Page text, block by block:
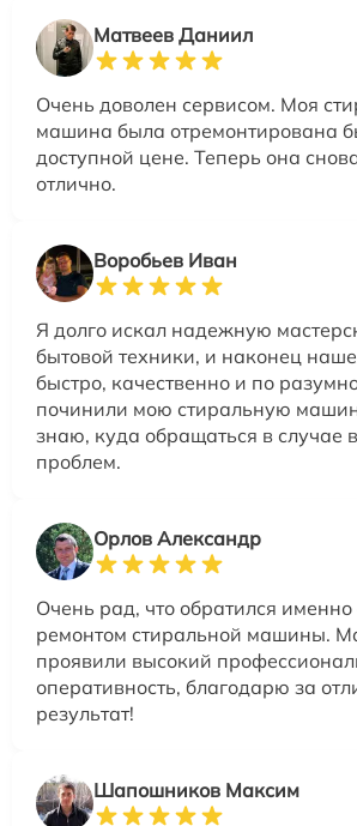
Матвеев Даниил
Очень доволен сервисом. Моя
машина была отремонтирована
доступной цене. Теперь она
отлично.
Воробьев Иван
Я долго искал надежную
бытовой техники, и наконец
быстро, качественно и по
починили мою стиральную
знаю, куда обращаться в случае
проблем.
Орлов Александр
Очень рад, что обратился
ремонтом стиральной машины.
проявили высокий
оперативность, благодарю за
результат!
Шапошников Максим